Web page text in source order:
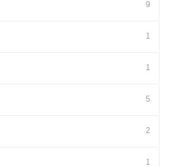
9
1
1
5
2
1